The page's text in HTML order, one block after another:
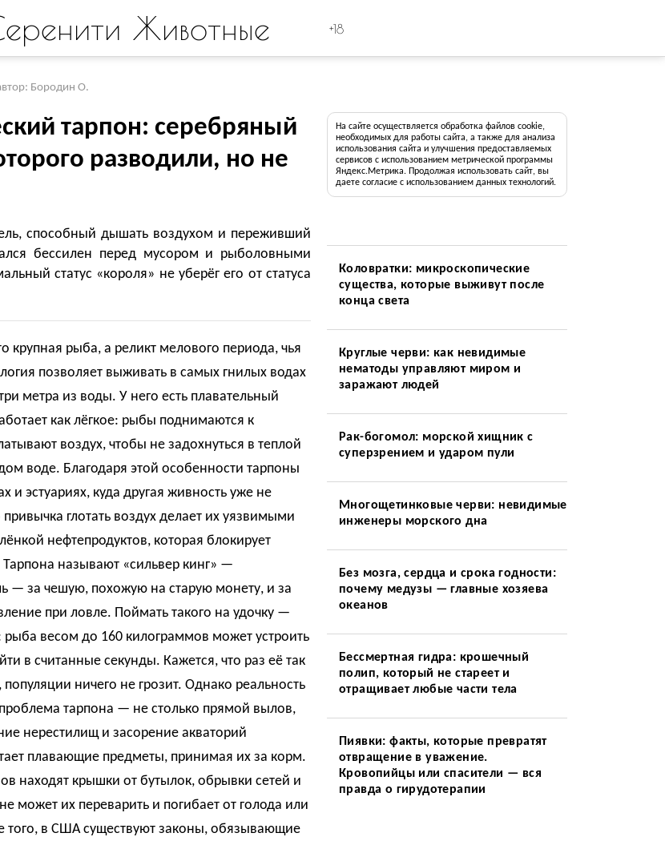
Животные +18
Бородин О.
тарпон: серебряный
разводили, но не
способный дышать воздухом и переживший
бессилен перед мусором и рыболовными
статус «короля» не уберёг его от статуса
крупная рыба, а реликт мелового периода, чья
позволяет выживать в самых гнилых водах
метра из воды. У него есть плавательный
как лёгкое: рыбы поднимаются к
воздух, чтобы не задохнуться в теплой
воде. Благодаря этой особенности тарпоны
и эстуариях, куда другая живность уже не
глотать воздух делает их уязвимыми
нефтепродуктов, которая блокирует
Тарпона называют «сильвер кинг» —
— за чешую, похожую на старую монету, и за
при ловле. Поймать такого на удочку —
рыба весом до 160 килограммов может устроить
в считанные секунды. Кажется, что раз её так
популяции ничего не грозит. Однако реальность
тарпона — не столько прямой вылов,
нерестилищ и засорение акваторий
плавающие предметы, принимая их за корм.
находят крышки от бутылок, обрывки сетей и
может их переварить и погибает от голода или
того, в США существуют законы, обязывающие
На сайте осуществляется обработка файлов cookie,
необходимых для работы сайта, а также для анализа
использования сайта и улучшения предоставляемых
сервисов с использованием метрической программы
Яндекс.Метрика. Продолжая использовать сайт, вы
даете согласие с использованием данных технологий.
Коловратки: микроскопические
существа, которые выживут после
конца света
Круглые черви: как невидимые
нематоды управляют миром и
заражают людей
Рак-богомол: морской хищник с
суперзрением и ударом пули
Многощетинковые черви: невидимые
инженеры морского дна
Без мозга, сердца и срока годности:
почему медузы — главные хозяева
океанов
Бессмертная гидра: крошечный
полип, который не стареет и
отращивает любые части тела
Пиявки: факты, которые превратят
отвращение в уважение.
Кровопийцы или спасители — вся
правда о гирудотерапии